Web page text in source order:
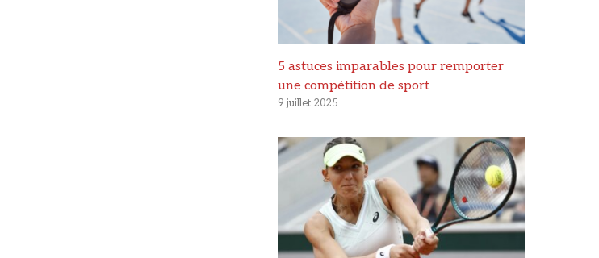
5 astuces imparables pour remporter
une compétition de sport
9 juillet 2025